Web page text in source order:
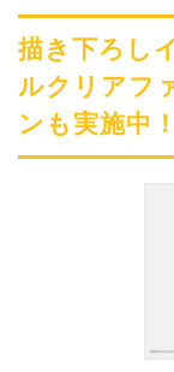
描き下ろし
ルクリアフ
ンも実施中！